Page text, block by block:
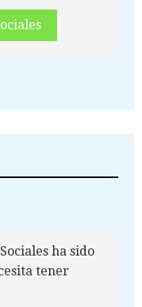
ha sido
tener